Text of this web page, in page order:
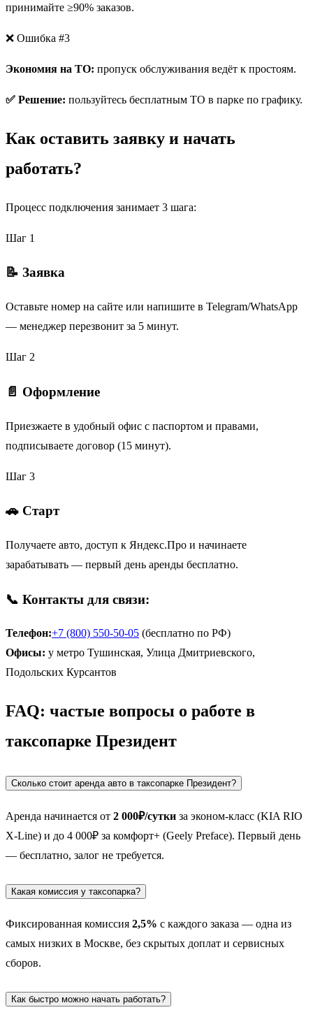
принимайте ≥90% заказов.
❌ Ошибка #3
Экономия на ТО: пропуск обслуживания ведёт к простоям.
✅ Решение: пользуйтесь бесплатным ТО в парке по графику.
Как оставить заявку и начать
работать?
Процесс подключения занимает 3 шага:
Шаг 1
📝 Заявка
Оставьте номер на сайте или напишите в Telegram/WhatsApp
— менеджер перезвонит за 5 минут.
Шаг 2
📄 Оформление
Приезжаете в удобный офис с паспортом и правами,
подписываете договор (15 минут).
Шаг 3
🚗 Старт
Получаете авто, доступ к Яндекс.Про и начинаете
зарабатывать — первый день аренды бесплатно.
📞 Контакты для связи:
Телефон:+7 (800) 550-50-05 (бесплатно по РФ)
Офисы: у метро Тушинская, Улица Дмитриевского,
Подольских Курсантов
FAQ: частые вопросы о работе в
таксопарке Президент
Сколько стоит аренда авто в таксопарке Президент?
Аренда начинается от 2 000₽/сутки за эконом-класс (KIA RIO
X-Line) и до 4 000₽ за комфорт+ (Geely Preface). Первый день
— бесплатно, залог не требуется.
Какая комиссия у таксопарка?
Фиксированная комиссия 2,5% с каждого заказа — одна из
самых низких в Москве, без скрытых доплат и сервисных
сборов.
Как быстро можно начать работать?